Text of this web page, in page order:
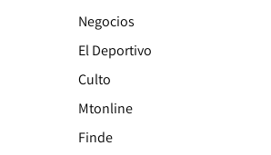
Negocios
El Deportivo
Culto
Mtonline
Finde